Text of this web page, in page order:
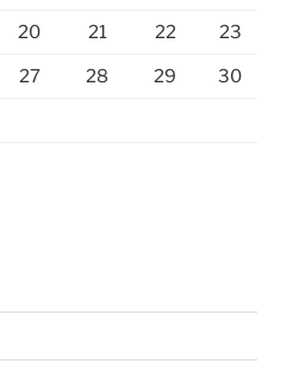
20 21 22 23
27 28 29 30